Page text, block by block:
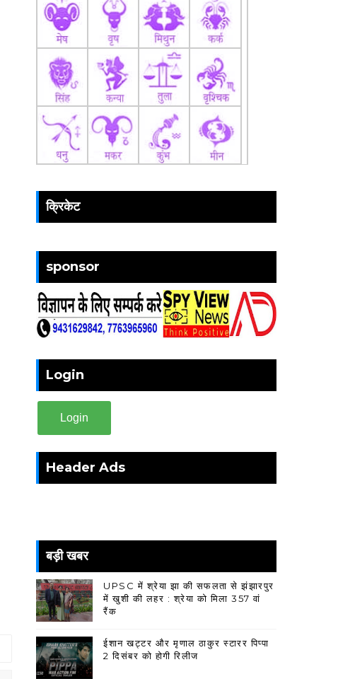
क्रिकेट
sponsor
Login
Login
Header Ads
बड़ी खबर
UPSC में श्रेया झा की सफलता से झंझारपुर
में खुशी की लहर : श्रेया को मिला 357 वां
रैंक
ईशान खट्टर और मृणाल ठाकुर स्टारर पिप्पा
2 दिसंबर को होगी रिलीज